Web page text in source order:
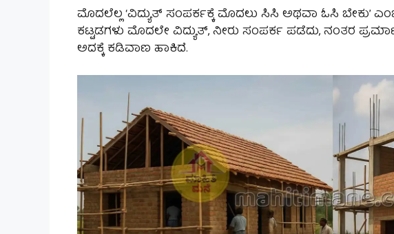
ಮೊದಲೆಲ್ಲ ‘ವಿದ್ಯುತ್ ಸಂಪರ್ಕಕ್ಕೆ ಮೊದಲು ಸಿಸಿ ಅಥವಾ ಓಸಿ ಬೇಕು’
ಕಟ್ಟಡಗಳು ಮೊದಲೇ ವಿದ್ಯುತ್, ನೀರು ಸಂಪರ್ಕ ಪಡೆದು, ನಂತರ
ಅದಕ್ಕೆ ಕಡಿವಾಣ ಹಾಕಿದೆ.